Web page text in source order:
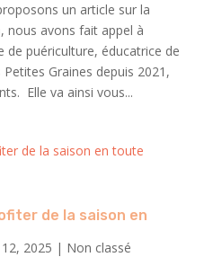
un article sur la
nous avons fait appel à
de puériculture, éducatrice de
Graines depuis 2021,
Elle va ainsi vous...
de la saison en
12, 2025 | Non classé